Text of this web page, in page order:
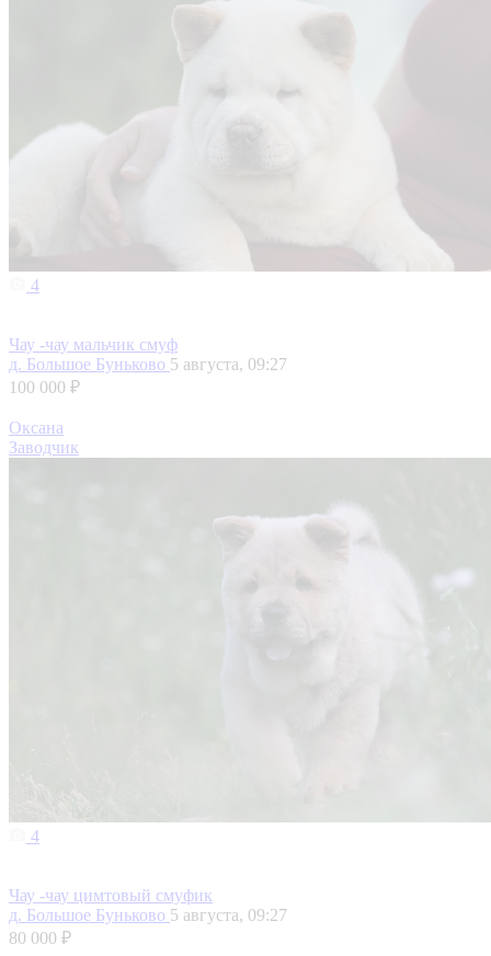
4
Чау -чау мальчик смуф
д. Большое Буньково 5 августа, 09:27
100 000 ₽
Оксана
Заводчик
4
Чау -чау цимтовый смуфик
д. Большое Буньково 5 августа, 09:27
80 000 ₽